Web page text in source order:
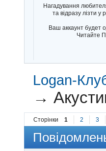
Нагадування
та відразу лізти у
Ваш аккаунт будет
Читайте
Logan-
→
Сторінки 1 2 3